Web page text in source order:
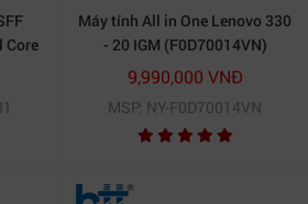
Core
Máy tính All in One Lenovo 330
- 20 IGM (F0D70014VN)
9,990,000 VNĐ
MSP: NY-F0D70014VN